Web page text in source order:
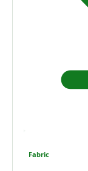
Fabric